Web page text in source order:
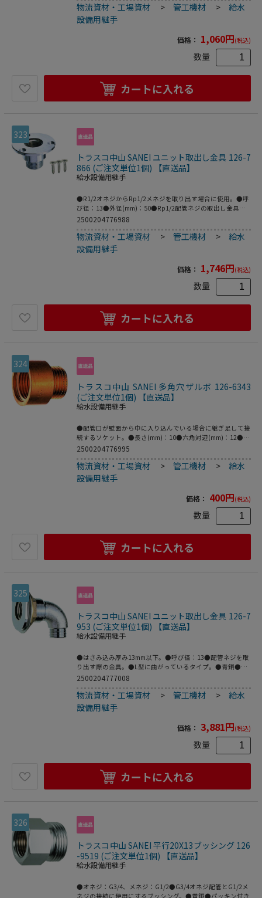
物流資材・工場資材 >管工機材 > 給水
設備用継手
価格： 1,060円(税込)
数量
カートに入れる
323
トラスコ中山 SANEI ユニット取出し金具 126-7
866 (ご注文単位1個) 【直送品】
給水設備用継手
●R1/2オネジからRp1/2メネジを取り出す場合に使用。●呼
び径：13●外径(mm)：50●Rp1/2配管ネジの取出し金具。
●青銅●ビス・パッキン付。
2500204776988
物流資材・工場資材 >管工機材 > 給水
設備用継手
価格： 1,746円(税込)
数量
カートに入れる
324
トラスコ中山 SANEI 多角穴ザルボ 126-6343
(ご注文単位1個) 【直送品】
給水設備用継手
●配管口が壁面から中に入り込んでいる場合に継ぎ足して接
続するソケット。●長さ(mm)：10●六角対辺(mm)：12●呼
び径：13●ネジ部先端ローレット加工。●黄銅
2500204776995
物流資材・工場資材 >管工機材 > 給水
設備用継手
価格： 400円(税込)
数量
カートに入れる
325
トラスコ中山 SANEI ユニット取出し金具 126-7
953 (ご注文単位1個) 【直送品】
給水設備用継手
●はさみ込み厚み13mm以下。●呼び径：13●配管ネジを取
り出す際の金具。●L型に曲がっているタイプ。●青銅●パ
ッキン付き。
2500204777008
物流資材・工場資材 >管工機材 > 給水
設備用継手
価格： 3,881円(税込)
数量
カートに入れる
326
トラスコ中山 SANEI 平行20X13ブッシング 126
-9519 (ご注文単位1個) 【直送品】
給水設備用継手
●オネジ：G3/4、メネジ：G1/2●G3/4オネジ配管とG1/2メ
ネジの接続に使用にするブッシング。●黄銅●パッキン付き